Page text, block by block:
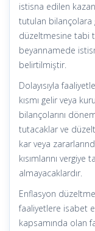
istisna edilen
tutulan bilançolara
düzeltmesine tabi
beyannamede
belirtilmiştir.
Dolayısıyla
kısmı gelir veya
bilançolarını
tutacaklar ve
kar veya
kısımlarını
almayacaklardır.
Enflasyon
faaliyetlere isabet
kapsamında olan